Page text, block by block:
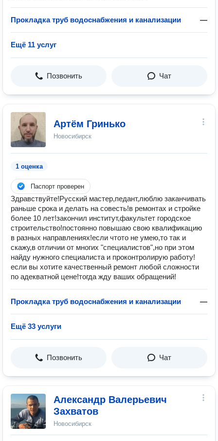
Прокладка труб водоснабжения и канализации —
Ещё 11 услуг
Позвонить Чат
Артём Гринько
Новосибирск
1 оценка
Паспорт проверен
Здравствуйте!Русский мастер,педант,люблю заканчивать
раньше срока и делать на совесть!в ремонтах и стройке
более 10 лет!закончил институт,факультет городское
строительство!постоянно повышаю свою квалификацию
в разных направлениях!если чтото не умею,то так и
скажу,в отличии от многих "специалистов",но при этом
найду нужного специалиста и проконтролирую работу!
если вы хотите качественный ремонт любой сложности
по адекватной цене!тогда жду ваших обращений!
Прокладка труб водоснабжения и канализации —
Ещё 33 услуги
Позвонить Чат
Александр Валерьевич
Захватов
Новосибирск